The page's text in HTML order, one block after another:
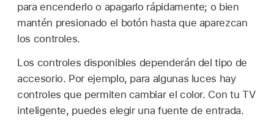
para encenderlo o apagarlo rápidamente; o bien
mantén presionado el botón hasta que aparezcan
los controles.
Los controles disponibles dependerán del tipo de
accesorio. Por ejemplo, para algunas luces hay
controles que permiten cambiar el color. Con tu TV
inteligente, puedes elegir una fuente de entrada.